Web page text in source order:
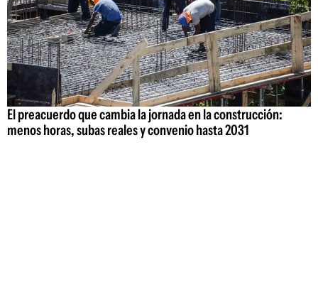
El preacuerdo que cambia la jornada en la construcción:
menos horas, subas reales y convenio hasta 2031